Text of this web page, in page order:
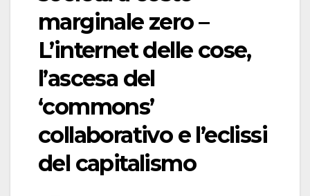
marginale zero –
L’internet delle cose,
l’ascesa del
‘commons’
collaborativo e l’eclissi
del capitalismo